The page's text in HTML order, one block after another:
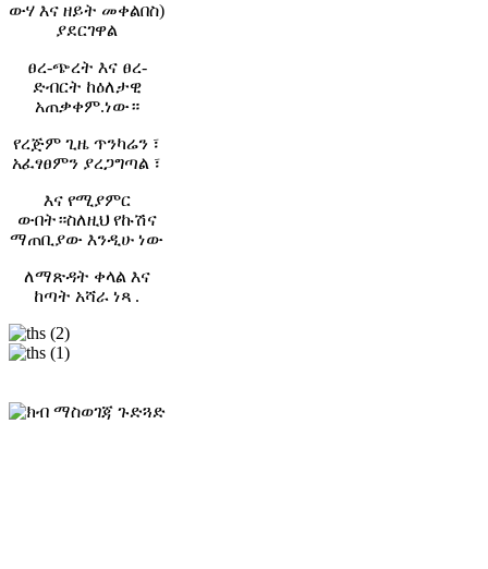
ውሃ እና ዘይት መቀልበስ)
ያደርገዋል
ፀረ-ጭረት እና ፀረ-
ድብርት ከዕለታዊ
አጠቃቀም.ነው።
የረጅም ጊዜ ጥንካሬን ፣
አፈፃፀምን ያረጋግጣል ፣
እና የሚያምር
ውበት።ስለዚህ የኩሽና
ማጠቢያው እንዲሁ ነው
ለማጽዳት ቀላል እና
ከጣት አሻራ ነጻ .